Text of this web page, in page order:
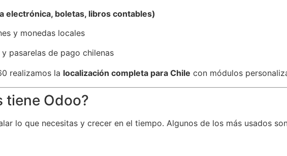
electrónica, boletas, libros contables)
y monedas locales
y pasarelas de pago chilenas
realizamos la localización completa para Chile con módulos
tiene Odoo?
lo que necesitas y crecer en el tiempo. Algunos de los más usados